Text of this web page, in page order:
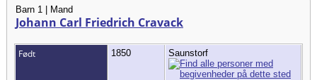
Barn 1 | Mand
Johann Carl Friedrich Cravack
Født 1850 Saunstorf